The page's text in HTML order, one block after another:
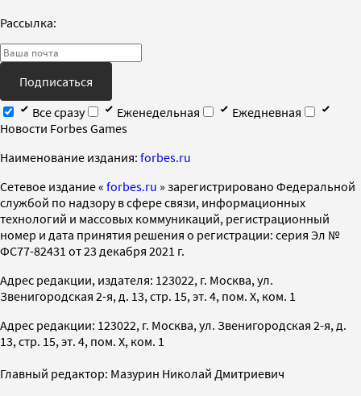
Рассылка:
Подписаться
Все сразу
Еженедельная
Ежедневная
Новости Forbes Games
Наименование издания: forbes.ru
Cетевое издание « forbes.ru » зарегистрировано Федеральной
службой по надзору в сфере связи, информационных
технологий и массовых коммуникаций, регистрационный
номер и дата принятия решения о регистрации: серия Эл №
ФС77-82431 от 23 декабря 2021 г.
Адрес редакции, издателя: 123022, г. Москва, ул.
Звенигородская 2-я, д. 13, стр. 15, эт. 4, пом. X, ком. 1
Адрес редакции: 123022, г. Москва, ул. Звенигородская 2-я, д.
13, стр. 15, эт. 4, пом. X, ком. 1
Главный редактор: Мазурин Николай Дмитриевич